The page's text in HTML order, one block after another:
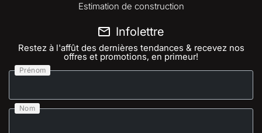
Estimation de construction
Infolettre
Restez à l'affût des dernières tendances & recevez nos
offres et promotions, en primeur!
Prénom
Nom